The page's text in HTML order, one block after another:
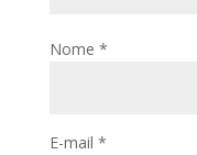
Nome *
E-mail *